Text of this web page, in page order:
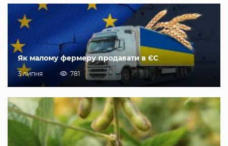
Як малому фермеру продавати в ЄС
3 липня 781